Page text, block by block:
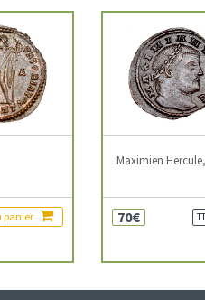
panier
Maximien
70€